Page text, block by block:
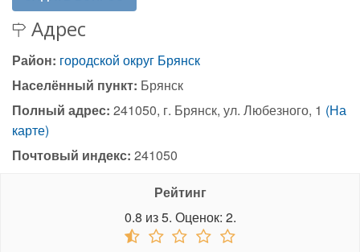
Адрес
Район: городской округ Брянск
Населённый пункт: Брянск
Полный адрес: 241050, г. Брянск, ул. Любезного, 1 (На
карте)
Почтовый индекс: 241050
Рейтинг
0.8 из5. Оценок: 2.